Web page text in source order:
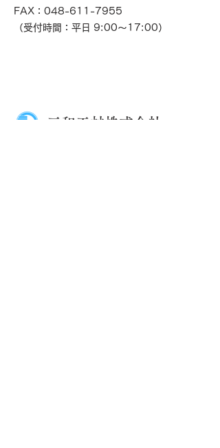
FAX：048-611-7955
（受付時間：平日 9:00〜17:00）
三和工材​株式会社